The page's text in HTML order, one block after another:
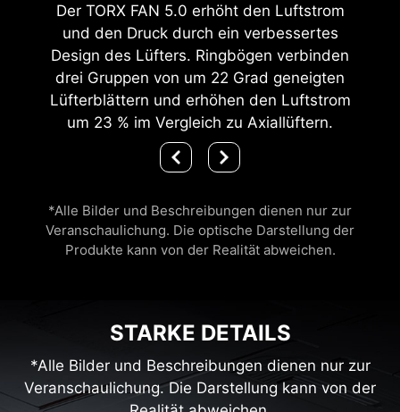
Der TORX FAN 5.0 erhöht den Luftstrom
und den Druck durch ein verbessertes
Design des Lüfters. Ringbögen verbinden
drei Gruppen von um 22 Grad geneigten
Lüfterblättern und erhöhen den Luftstrom
um 23 % im Vergleich zu Axiallüftern.
*Alle Bilder und Beschreibungen dienen nur zur
Veranschaulichung. Die optische Darstellung der
Produkte kann von der Realität abweichen.
STARKE DETAILS
*Alle Bilder und Beschreibungen dienen nur zur
Veranschaulichung. Die Darstellung kann von der